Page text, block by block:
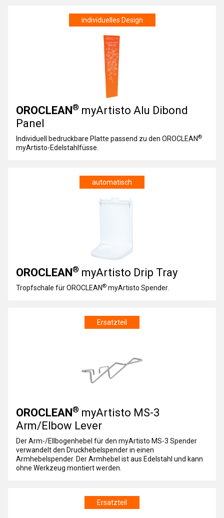
individuelles Design
OROCLEAN® myArtisto Alu Dibond
Panel
Individuell bedruckbare Platte passend zu den OROCLEAN®
myArtisto-Edelstahlfüsse.
automatisch
OROCLEAN® myArtisto Drip Tray
Tropfschale für OROCLEAN® myArtisto Spender.
Ersatzteil
OROCLEAN® myArtisto MS-3
Arm/Elbow Lever
Der Arm-/Ellbogenhebel für den myArtisto MS-3 Spender
verwandelt den Druckhebelspender in einen
Armhebelspender. Der Armhebel ist aus Edelstahl und kann
ohne Werkzeug montiert werden.
Ersatzteil